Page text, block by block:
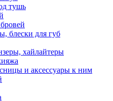
тушь
блески для губ
хайлайтеры
и аксессуары к ним